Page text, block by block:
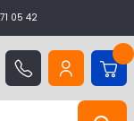
05 42